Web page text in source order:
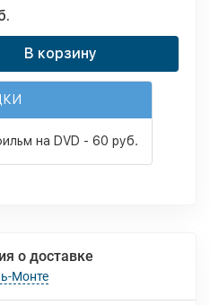
В корзину
на DVD - 60 руб.
о доставке
Монте